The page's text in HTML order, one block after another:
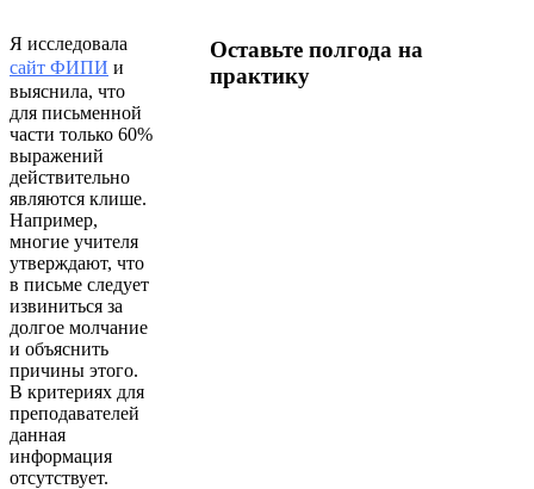
Я исследовала
сайт ФИПИ и
выяснила, что
для письменной
части только 60%
выражений
действительно
являются клише.
Например,
многие учителя
утверждают, что
в письме следует
извиниться за
долгое молчание
и объяснить
причины этого.
В критериях для
преподавателей
данная
информация
отсутствует.
Оставьте полгода на
практику